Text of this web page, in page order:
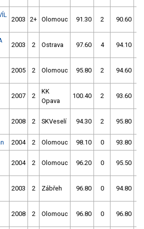
2003 2+ Olomouc 91.30 2 90.60
2003 2 Ostrava 97.60 4 94.10
2005 2 Olomouc 95.80 2 94.60
2007 2
KK
Opava
100.40 2 93.60
2008 2 SKVeselí 94.30 2 95.80
2004 2 Olomouc 98.10 0 93.80
2004 2 Olomouc 96.20 0 95.50
2003 2 Zábřeh 96.80 0 94.80
2008 2 Olomouc 96.80 0 96.80